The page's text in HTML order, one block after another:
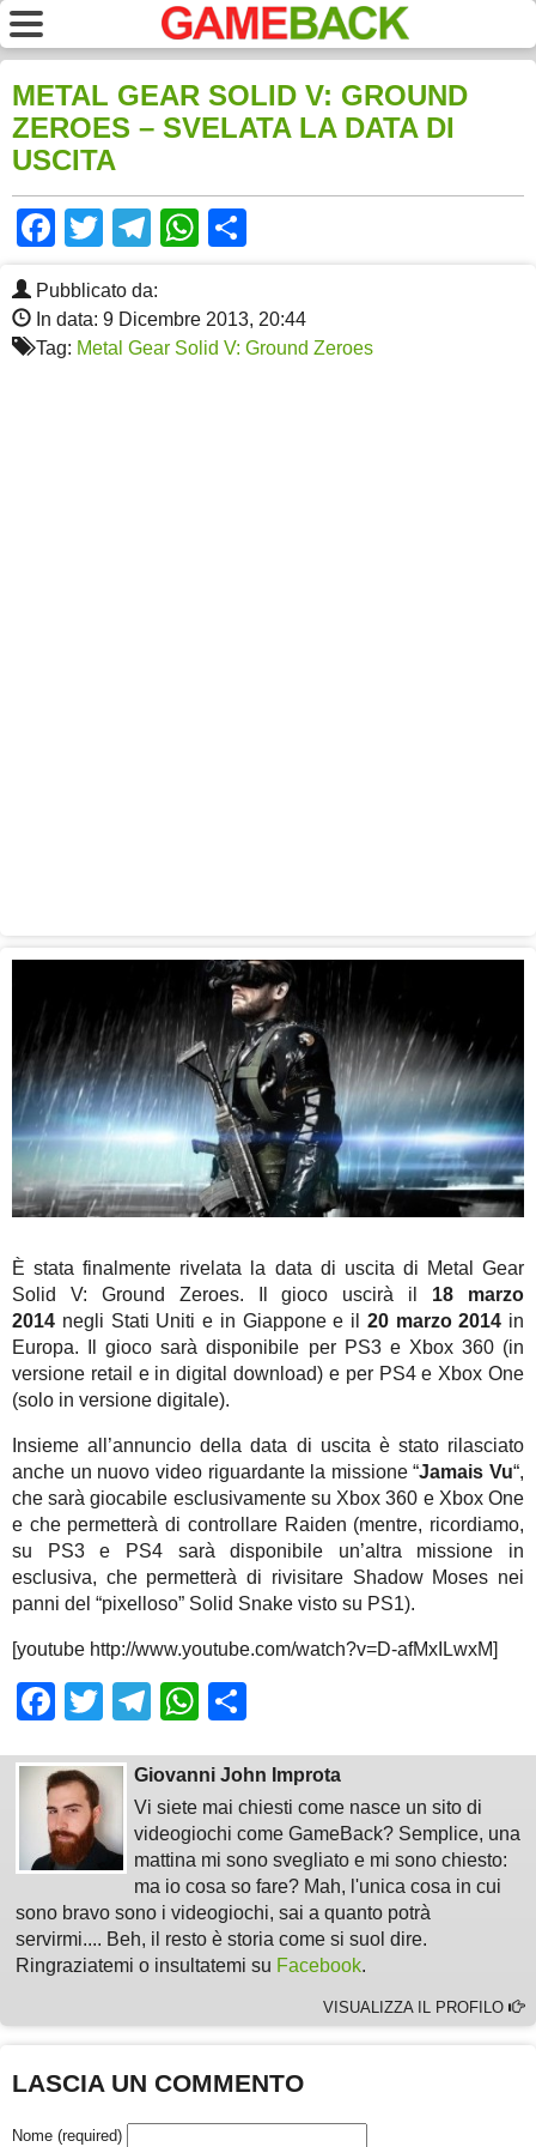
METAL GEAR SOLID V: GROUND
ZEROES – SVELATA LA DATA DI
USCITA
Facebook
TwitterTelegram
WhatsApp
Pubblicato da:
In data: 9 Dicembre 2013, 20:44
Tag: Metal Gear Solid V: Ground Zeroes
È stata finalmente rivelata la data di uscita di Metal Gear
Solid V: Ground Zeroes. Il gioco uscirà il 18 marzo
2014 negli Stati Uniti e in Giappone e il 20 marzo 2014 in
Europa. Il gioco sarà disponibile per PS3 e Xbox 360 (in
versione retail e in digital download) e per PS4 e Xbox One
(solo in versione digitale).
Insieme all’annuncio della data di uscita è stato rilasciato
anche un nuovo video riguardante la missione “Jamais Vu“,
che sarà giocabile esclusivamente su Xbox 360 e Xbox One
e che permetterà di controllare Raiden (mentre, ricordiamo,
su PS3 e PS4 sarà disponibile un’altra missione in
esclusiva, che permetterà di rivisitare Shadow Moses nei
panni del “pixelloso” Solid Snake visto su PS1).
[youtube http://www.youtube.com/watch?v=D-afMxILwxM]
Facebook
TwitterTelegram
WhatsApp
Giovanni John Improta
Vi siete mai chiesti come nasce un sito di
videogiochi come GameBack? Semplice, una
mattina mi sono svegliato e mi sono chiesto:
ma io cosa so fare? Mah, l'unica cosa in cui
sono bravo sono i videogiochi, sai a quanto potrà
servirmi.... Beh, il resto è storia come si suol dire.
Ringraziatemi o insultatemi su Facebook.
VISUALIZZA IL PROFILO
LASCIA UN COMMENTO
Nome (required)